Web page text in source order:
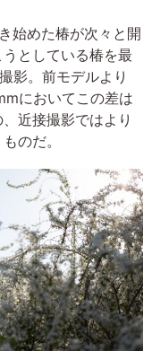
始めた椿が次々と開
としている椿を最
影。前モデルより
においてこの差は
近接撮影ではより
のだ。